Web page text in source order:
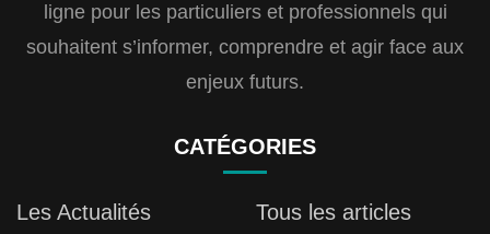
ligne pour les particuliers et professionnels qui
souhaitent s’informer, comprendre et agir face aux
enjeux futurs.
CATÉGORIES
Les Actualités
Tous les articles